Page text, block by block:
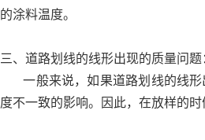
的涂料温度。
三、道路划线的线形出现的质量问题
一般来说，如果道路划线的线形
度不一致的影响。因此，在放样的